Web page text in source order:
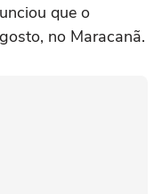
que o
no Maracanã.